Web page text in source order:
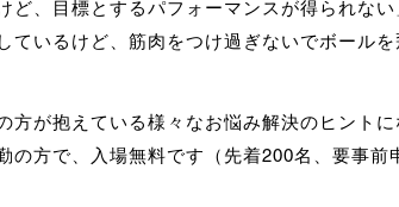
ど、
目標とするパフォーマンスが得られない
ているけど、筋肉をつけ過ぎないでボールを
方が抱えている様々なお悩み解決のヒント に
の方で、入場無料です（ 先着200名、要事前